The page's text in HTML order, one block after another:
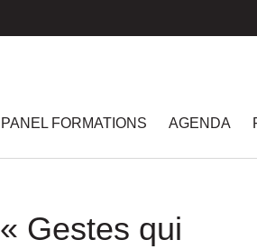
PANEL FORMATIONS AGENDA
Gestes qui